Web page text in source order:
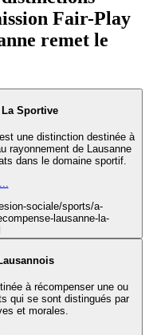
Fair-Play
remet le
Sportive
une distinction destinée à
rayonnement de Lausanne
dans le domaine sportif.
sociale/sports/a-
lausanne-la-
à récompenser une ou
qui se sont distingués par
et morales.